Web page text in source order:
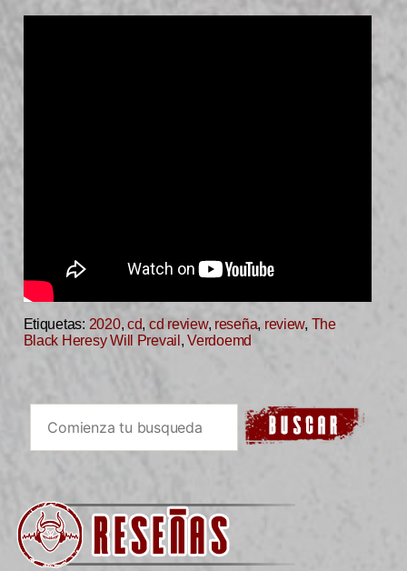
Etiquetas: 2020, cd, cd review, reseña, review, The
Black Heresy Will Prevail ,Verdoemd